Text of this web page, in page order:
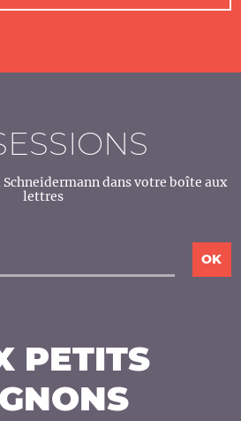
dans votre boîte aux
lettres
PETITS